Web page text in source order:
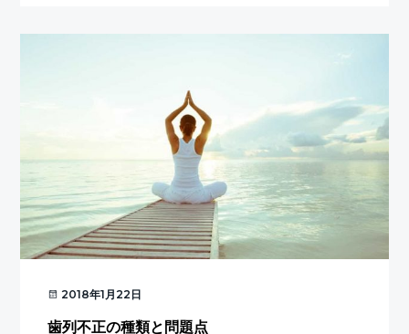
得
療
控
除
2018年1月22日
歯列不正の種類と問題点